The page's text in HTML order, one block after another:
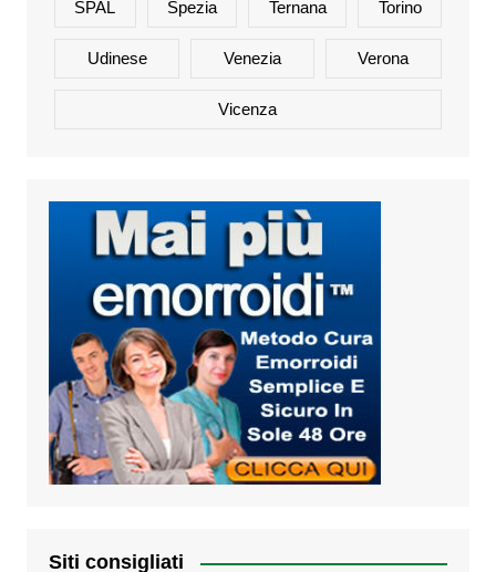
SPAL Spezia Ternana Torino
Udinese Venezia Verona
Vicenza
Siti consigliati